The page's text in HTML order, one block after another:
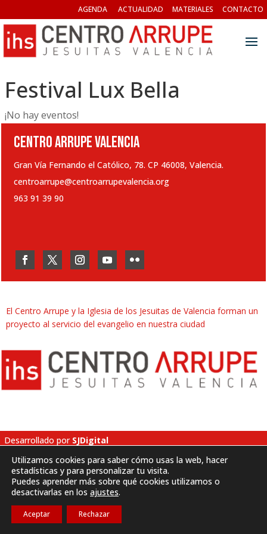
AGENDA ACTUALIDAD MATERIALES CONTACTO
Festival Lux Bella
¡No hay eventos!
CENTRO ARRUPE VALENCIA
Gran Vía Fernando el Católico, 78. CP 46008, Valencia.
centroarrupe@centroarrupevalencia.org
963 91 39 90
El Centro Arrupe y la Iglesia de los Jesuitas de Valencia forman un
proyecto al servicio del evangelio en nuestra ciudad
Desarrollado por SJDigital
Política de privacidad
Utilizamos cookies para saber cómo usas la web, hacer
estadísticas y para personalizar tu visita.
Puedes aprender más sobre qué cookies utilizamos o
desactivarlas en los ajustes.
Aceptar Rechazar